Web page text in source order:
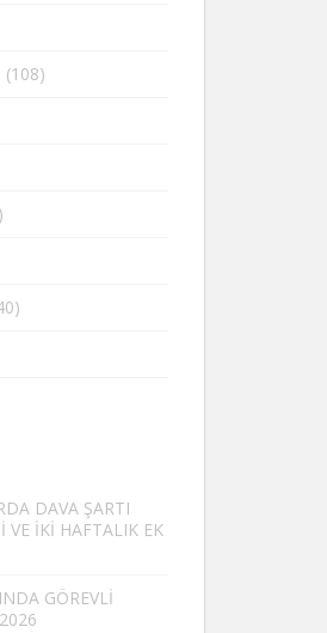
(108)
DAVA ŞARTI
VE İKİ HAFTALIK EK
GÖREVLİ